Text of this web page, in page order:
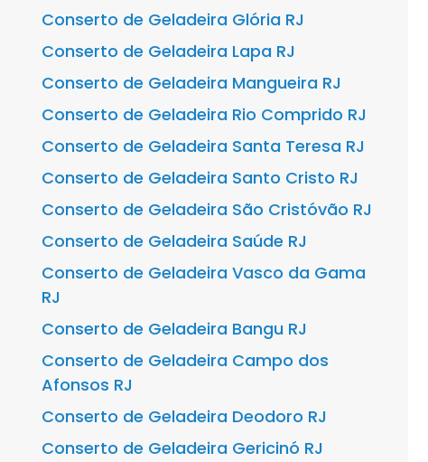
Conserto de Geladeira Glória RJ
Conserto de Geladeira Lapa RJ
Conserto de Geladeira Mangueira RJ
Conserto de Geladeira Rio Comprido RJ
Conserto de Geladeira Santa Teresa RJ
Conserto de Geladeira Santo Cristo RJ
Conserto de Geladeira São Cristóvão RJ
Conserto de Geladeira Saúde RJ
Conserto de Geladeira Vasco da Gama
RJ
Conserto de Geladeira Bangu RJ
Conserto de Geladeira Campo dos
Afonsos RJ
Conserto de Geladeira Deodoro RJ
Conserto de Geladeira Gericinó RJ